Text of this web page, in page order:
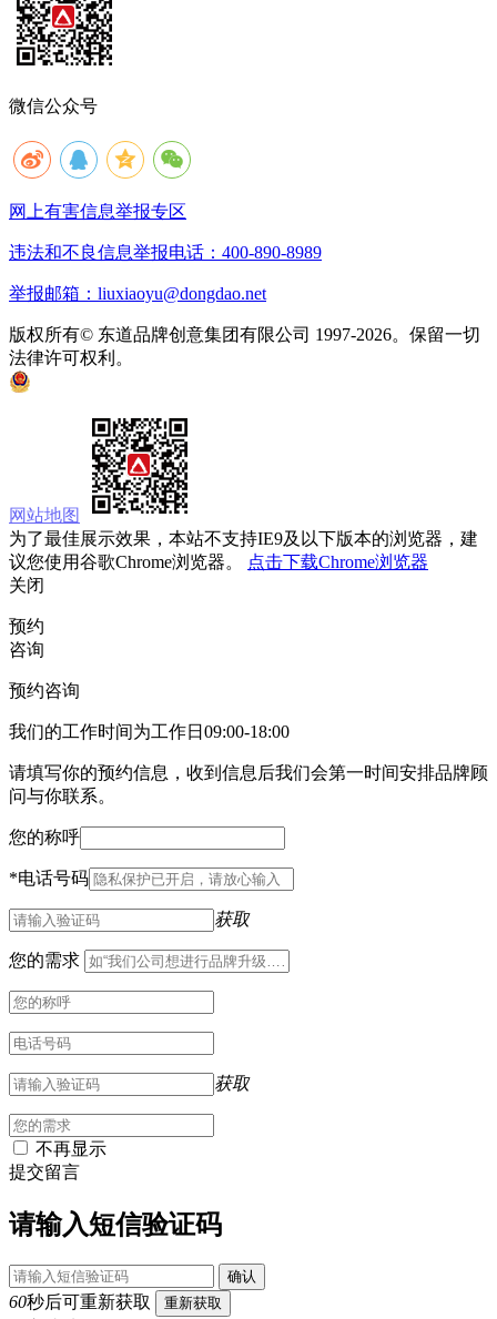
微信公众号
网上有害信息举报专区
违法和不良信息举报电话：400-890-8989
举报邮箱：liuxiaoyu@dongdao.net
版权所有© 东道品牌创意集团有限公司 1997-2026。保留一切
法律许可权利。
网站地图
为了最佳展示效果，本站不支持IE9及以下版本的浏览器，建
议您使用谷歌Chrome浏览器。
点击下载Chrome浏览器
关闭
预约
咨询
预约咨询
我们的工作时间为工作日09:00-18:00
请填写你的预约信息，收到信息后我们会第一时间安排品牌顾
问与你联系。
您的称呼
*电话号码
获取
您的需求
获取
不再显示
提交留言
请输入短信验证码
确认
60秒后可重新获取 重新获取